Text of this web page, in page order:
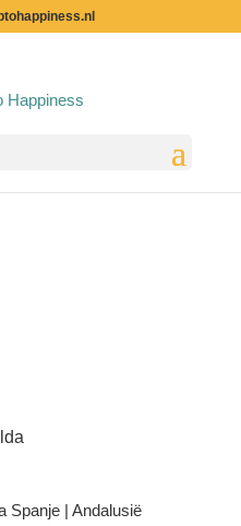
Spanje | Andalusië